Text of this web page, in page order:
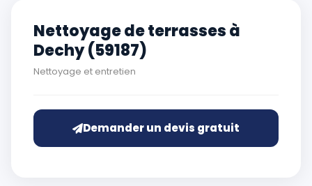
Nettoyage de terrasses à
Dechy (59187)
Nettoyage et entretien
Demander un devis gratuit